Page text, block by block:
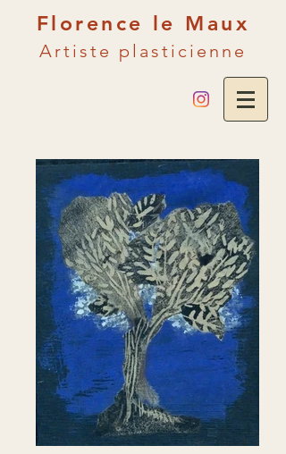
Florence le Maux
Artiste plasticienne